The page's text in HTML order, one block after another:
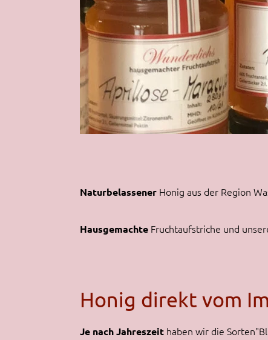
Naturbelassener Honig aus der Region
Hausgemachte Fruchtaufstriche und
Honig direkt vom
Je nach Jahreszeit haben wir die